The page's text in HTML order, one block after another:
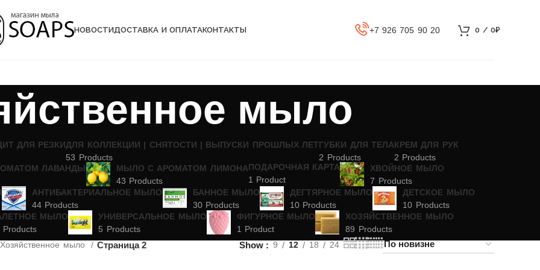
НОВОСТИДОСТАВКА И ОПЛАТАКОНТАКТЫ +7 926 705 90 20 0 / 0₽
мыло
ДЛЯ РЕЗКИДЛЯ КОЛЛЕКЦИИ | СНЯТОСТИ | ВЫПУСКИ ПРОШЛЫХ ЛЕТ
53 Products
ГУБКИ ДЛЯ ТЕЛА
2 Products
КРЕМ ДЛЯ РУК
2 Products
ЛАВАНДЫ
МЫЛО С АРОМАТОМ ЛИМОНА
43 Products
ПОДАРОЧНАЯ КАРТА
1 Product
ХВОЙНОЕ МЫЛО
7 Products
АНТИБАКТЕРИАЛЬНОЕ МЫЛО
44 Products
БАННОЕ МЫЛО
30 Products
ДЕГТЯРНОЕ МЫЛО
10 Products
ДЕТСКОЕ МЫЛО
10 Products
МЫЛО
Products
УНИВЕРСАЛЬНОЕ МЫЛО
5 Products
ФИГУРНОЕ МЫЛО
1 Product
ХОЗЯЙСТВЕННОЕ МЫЛО
89 Products
Хозяйственное мыло Страница 2 Show 9 12 18 24